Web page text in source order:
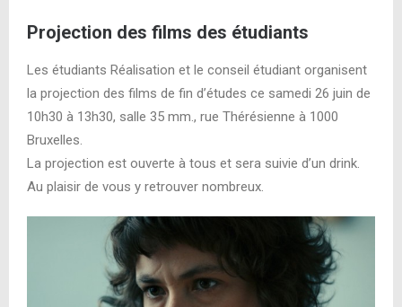
Projection des films des étudiants
Les étudiants Réalisation et le conseil étudiant organisent
la projection des films de fin d’études ce samedi 26 juin de
10h30 à 13h30, salle 35 mm., rue Thérésienne à 1000
Bruxelles.
La projection est ouverte à tous et sera suivie d’un drink.
Au plaisir de vous y retrouver nombreux.